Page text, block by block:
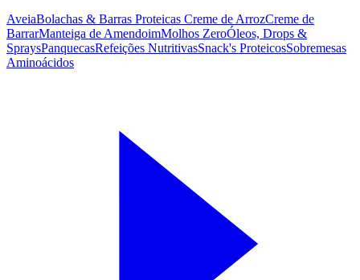
AveiaBolachas & Barras Proteicas Creme de ArrozCreme de
BarrarManteiga de AmendoimMolhos ZeroÓleos, Drops &
SpraysPanquecasRefeições NutritivasSnack's ProteicosSobremesas
Aminoácidos